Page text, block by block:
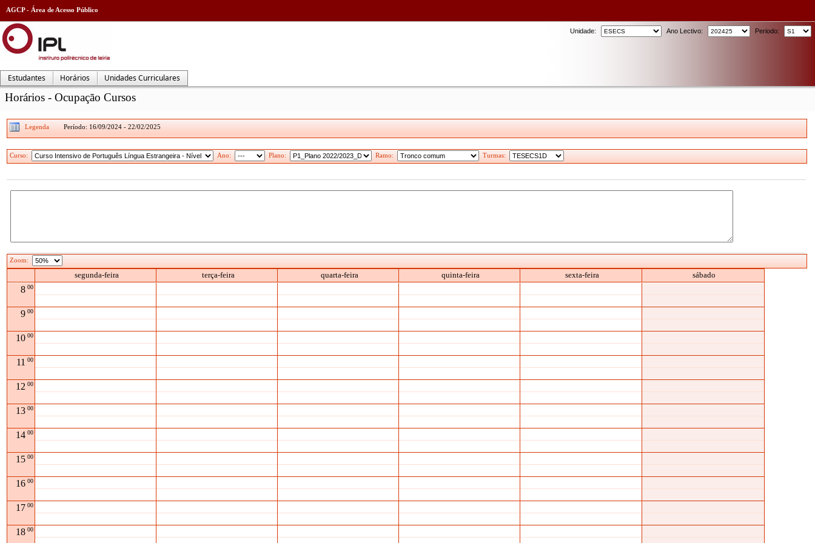
AGCP - Área de Acesso Público
Unidade: Ano Lectivo: Periodo:
Estudantes Horários Unidades Curriculares
Horários - Ocupação Cursos
Período: 16/09/2024 - 22/02/2025
Curso: Ano: Plano: Ramo: Turmas:
Zoom:
segunda-feira terça-feira quarta-feira quinta-feira sexta-feira sábado
8 00
9 00
10 00
11 00
12 00
13 00
14 00
15 00
16 00
17 00
18 00